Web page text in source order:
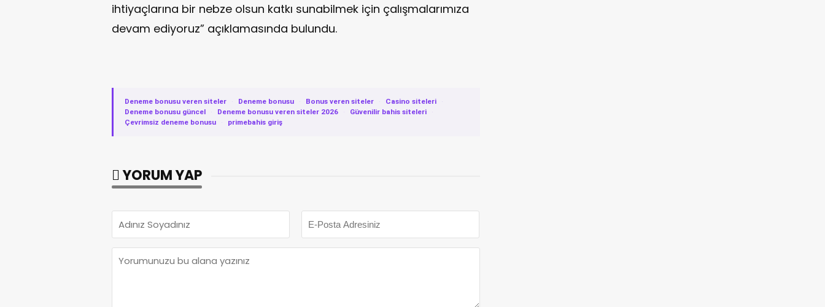
ihtiyaçlarına bir nebze olsun katkı sunabilmek için çalışmalarımıza
devam ediyoruz” açıklamasında bulundu.
Deneme bonusu veren siteler · Deneme bonusu · Bonus veren siteler · Casino siteleri
·
Deneme bonusu güncel
· Deneme bonusu veren siteler 2026 · Güvenilir bahis siteleri
·
Çevrimsiz deneme bonusu
· primebahis giriş
YORUM YAP